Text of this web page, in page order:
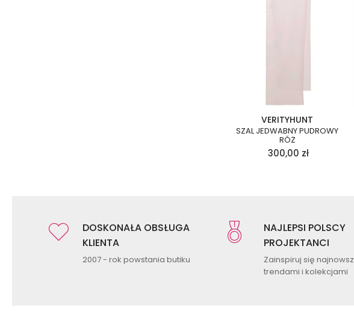
VERITYHUNT
SZAL JEDWABNY PUDROWY
RÓŻ
300,00 zł
DOSKONAŁA OBSŁUGA
KLIENTA
2007 - rok powstania butiku
NAJLEPSI POLSCY
PROJEKTANCI
Zainspiruj się
trendami i kolekcjami